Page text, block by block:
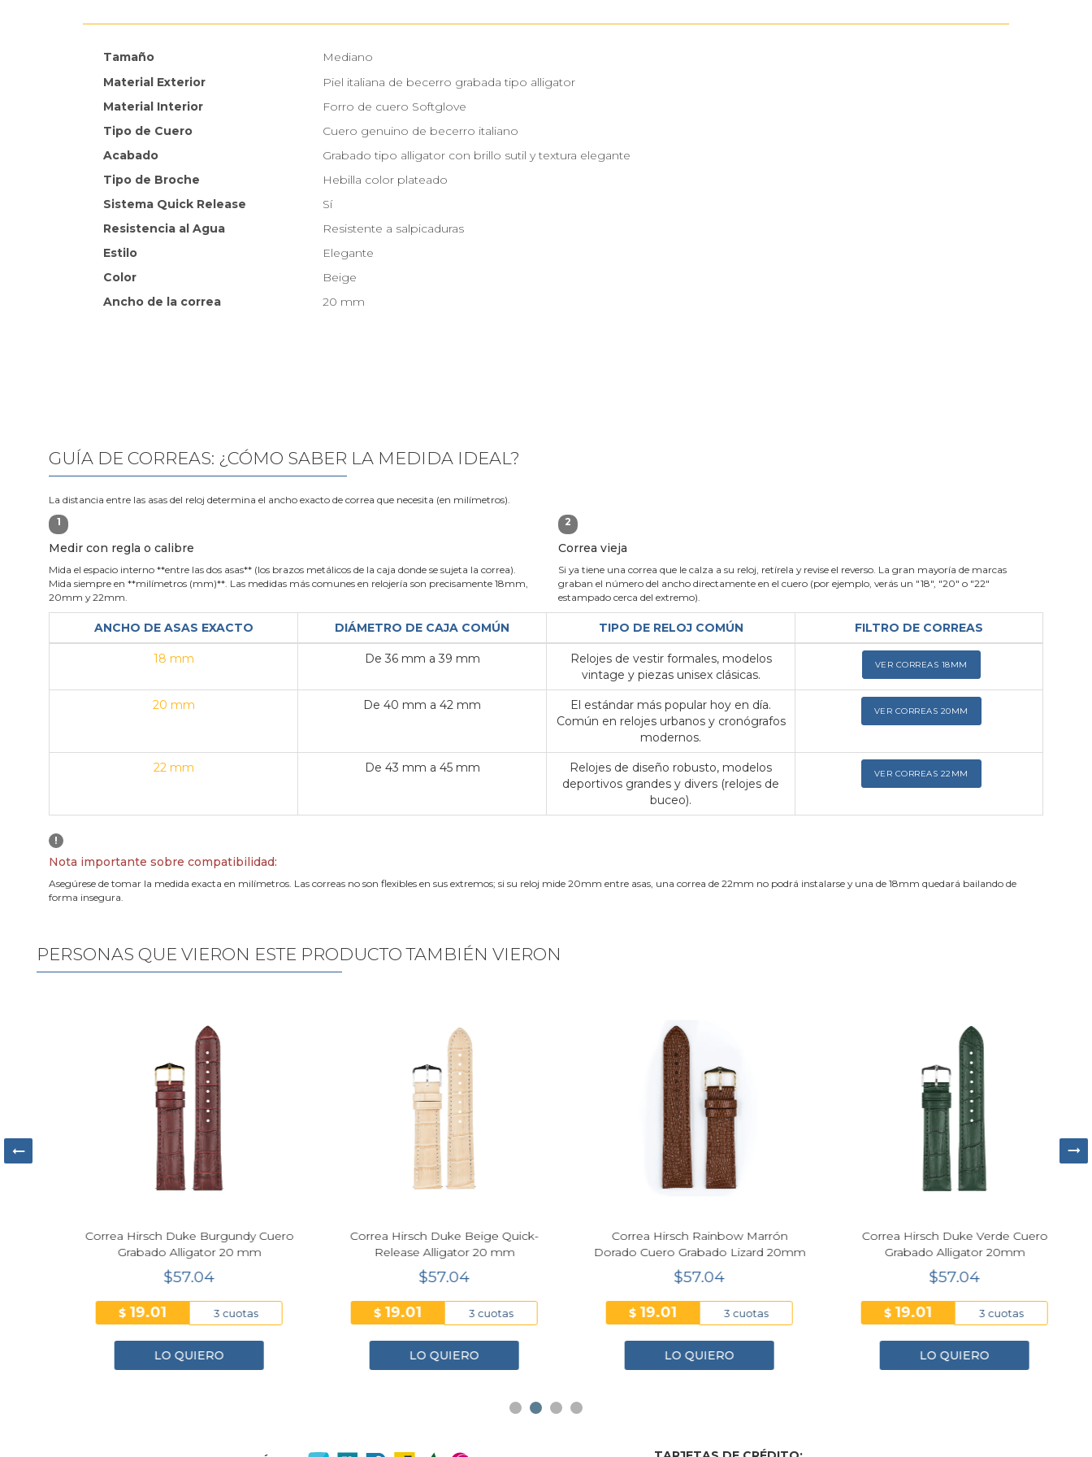
Tamaño
Mediano
Material Exterior
Piel italiana de becerro grabada tipo alligator
Material Interior
Forro de cuero Softglove
Tipo de Cuero
Cuero genuino de becerro italiano
Acabado
Grabado tipo alligator con brillo sutil y textura elegante
Tipo de Broche
Hebilla color plateado
Sistema Quick Release
Sí
Resistencia al Agua
Resistente a salpicaduras
Estilo
Elegante
Color
Beige
Ancho de la correa
20 mm
GUÍA DE CORREAS: ¿CÓMO SABER LA MEDIDA IDEAL?
La distancia entre las asas del reloj determina el ancho exacto de correa que necesita (en milímetros).
1
Medir con regla o calibre
Mida el espacio interno **entre las dos asas** (los brazos metálicos de la caja donde se sujeta la correa).
Mida siempre en **milímetros (mm)**. Las medidas más comunes en relojería son precisamente 18mm,
20mm y 22mm.
2
Correa vieja
Si ya tiene una correa que le calza a su reloj, retírela y revise el reverso. La gran mayoría de marcas
graban el número del ancho directamente en el cuero (por ejemplo, verás un "18", "20" o "22"
estampado cerca del extremo).
ANCHO DE ASAS EXACTO DIÁMETRO DE CAJA COMÚN TIPO DE RELOJ COMÚN FILTRO DE CORREAS
18 mm De 36 mm a 39 mm
Relojes de vestir formales, modelos
vintage y piezas unisex clásicas.
VER CORREAS 18MM
20 mm De 40 mm a 42 mm
El estándar más popular hoy en día.
Común en relojes urbanos y cronógrafos
modernos.
VER CORREAS 20MM
22 mm De 43 mm a 45 mm
Relojes de diseño robusto, modelos
deportivos grandes y divers (relojes de
buceo).
VER CORREAS 22MM
!
Nota importante sobre compatibilidad:
Asegúrese de tomar la medida exacta en milímetros. Las correas no son flexibles en sus extremos; si su reloj mide 20mm entre asas, una correa de 22mm no podrá instalarse y una de 18mm quedará bailando de
forma insegura.
PERSONAS QUE VIERON ESTE PRODUCTO TAMBIÉN VIERON
Correa Hirsch Duke Burgundy Cuero
Grabado Alligator 20 mm
$57.04
19.01 3 cuotas
LO QUIERO
Correa Hirsch Duke Beige Quick-
Release Alligator 20 mm
$57.04
19.01 3 cuotas
LO QUIERO
Correa Hirsch Rainbow Marrón
Dorado Cuero Grabado Lizard 20mm
$57.04
19.01 3 cuotas
LO QUIERO
Correa Hirsch Duke Verde Cuero
Grabado Alligator 20mm
$57.04
19.01 3 cuotas
LO QUIERO
Next